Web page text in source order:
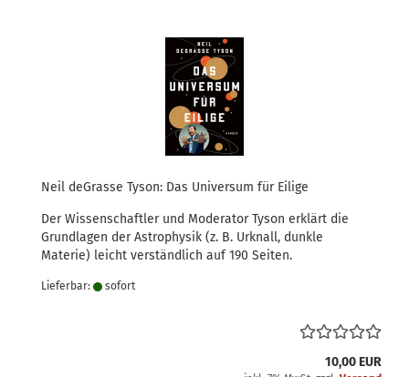
Neil deGrasse Tyson: Das Universum für Eilige
Der Wissenschaftler und Moderator Tyson erklärt die
Grundlagen der Astrophysik (z. B. Urknall, dunkle
Materie) leicht verständlich auf 190 Seiten.
Lieferbar: sofort
10,00 EUR